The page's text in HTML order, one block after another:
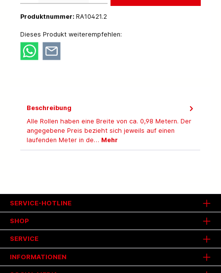
Produktnummer: RA10421.2
Dieses Produkt weiterempfehlen:
Beschreibung
Alle Rollen haben eine Breite von ca. 0,98 Metern. Der
angegebene Preis bezieht sich jeweils auf einen
laufenden Meter in de… Mehr
SHOP
SERVICE
INFORMATIONEN
SERVICE-HOTLINE